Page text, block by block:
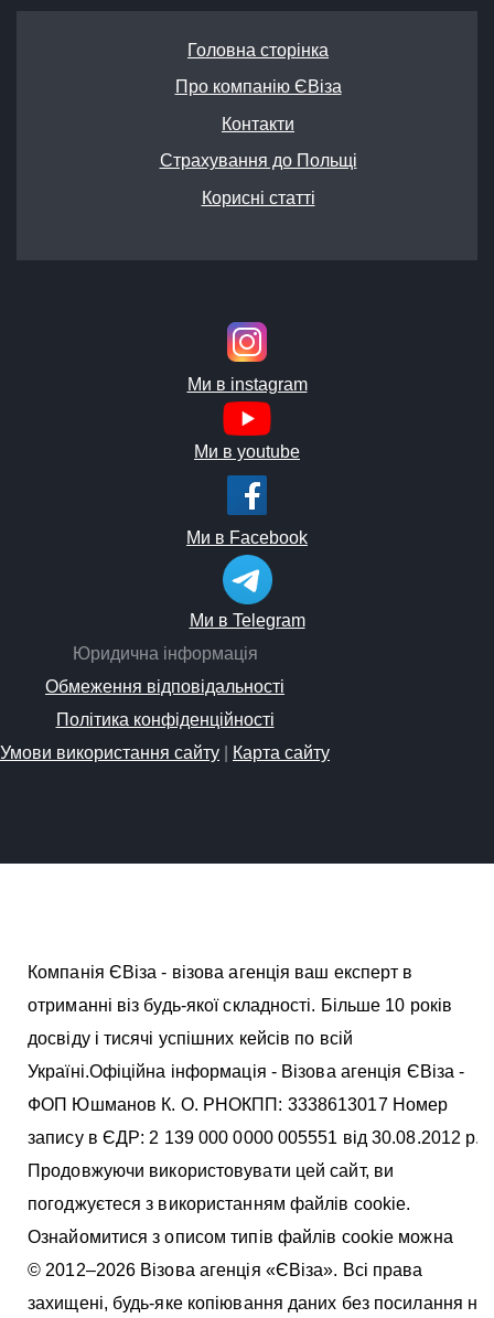
Головна сторінка
Про компанію ЄВіза
Контакти
Страхування до Польщі
Корисні статті
Ми в instagram
Ми в youtube
Ми в Facebook
Ми в Telegram
Юридична інформація
Обмеження відповідальності
Політика конфіденційності
Умови використання сайту
Карта сайту
Компанія ЄВіза - візова агенція ваш експерт в
отриманні віз будь-якої складності. Більше 10 років
досвіду і тисячі успішних кейсів по всій
Україні.Офіційна інформація - Візова агенція ЄВіза -
ФОП Юшманов К. О. РНОКПП: 3338613017 Номер
запису в ЄДР: 2 139 000 0000 005551 від 30.08.2012 р.
Продовжуючи використовувати цей сайт, ви
погоджуєтеся з використанням файлів cookie.
Ознайомитися з описом типів файлів cookie можна
© 2012–2026 Візова агенція «ЄВіза». Всі права
захищені, будь-яке копіювання даних без посилання на